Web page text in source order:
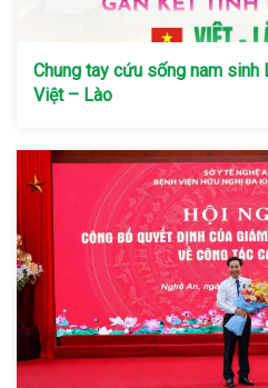
Chung tay cứu sống nam sinh
Việt – Lào